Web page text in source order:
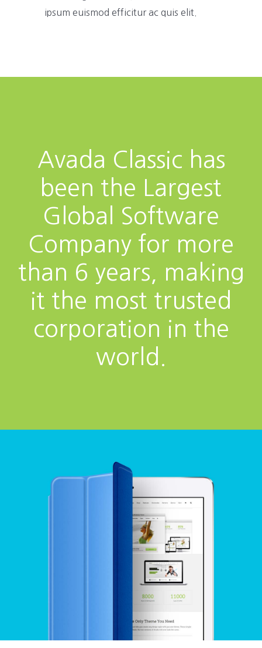
ipsum euismod efficitur ac quis elit.
Avada Classic has
been the Largest
Global Software
Company for more
than 6 years, making
it the most trusted
corporation in the
world.